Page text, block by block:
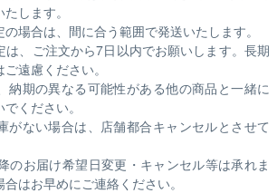
します。
場合は、間に合う範囲で発送いたします。
は、ご注文から7日以内でお願いします。長期
遠慮ください。
納期の異なる可能性がある他の商品と一緒に
ください。
がない場合は、店舗都合キャンセルとさせて
のお届け希望日変更・キャンセル等は承れま
はお早めにご連絡ください。